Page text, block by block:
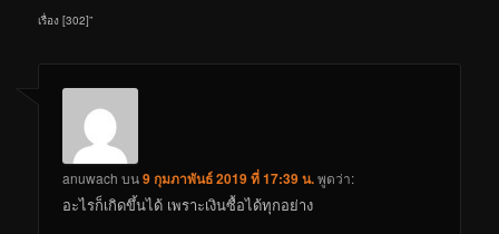
เรื่อง [302]”
anuwach บน9 กุมภาพันธ์ 2019 ที่ 17:39 น.พูดว่า:
อะไรก็เกิดขึ้นได้ เพราะเงินซื้อได้ทุกอย่าง